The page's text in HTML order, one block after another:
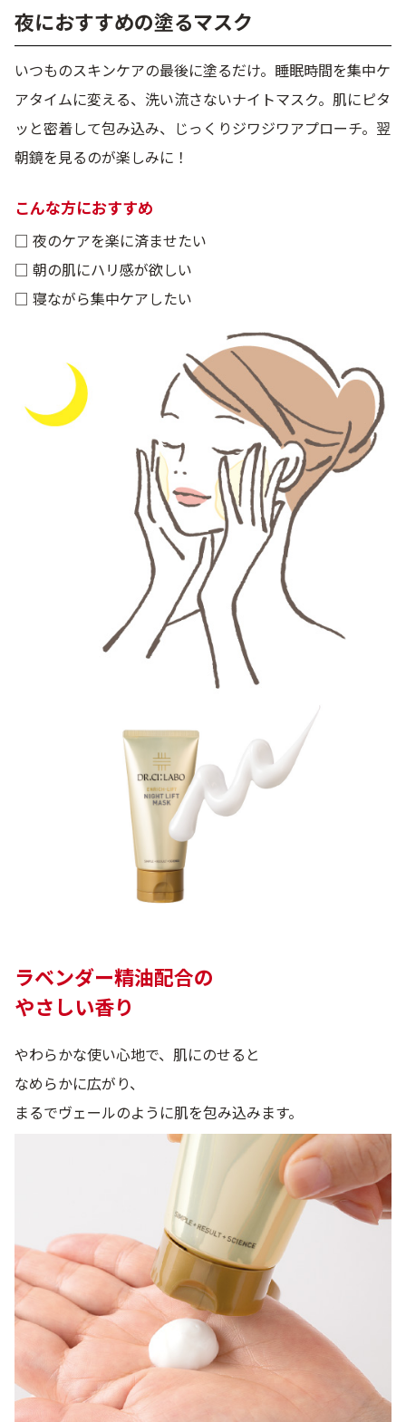
夜におすすめの塗るマスク
いつものスキンケアの最後に塗るだけ。睡眠時間を集中ケ
アタイムに変える、洗い流さないナイトマスク。肌にピタ
ッと密着して包み込み、じっくりジワジワアプローチ。翌
朝鏡を見るのが楽しみに！
こんな方におすすめ
□ 夜のケアを楽に済ませたい
□ 朝の肌にハリ感が欲しい
□ 寝ながら集中ケアしたい
ラベンダー精油配合の
やさしい香り
やわらかな使い心地で、肌にのせると
なめらかに広がり、
まるでヴェールのように肌を包み込みます。